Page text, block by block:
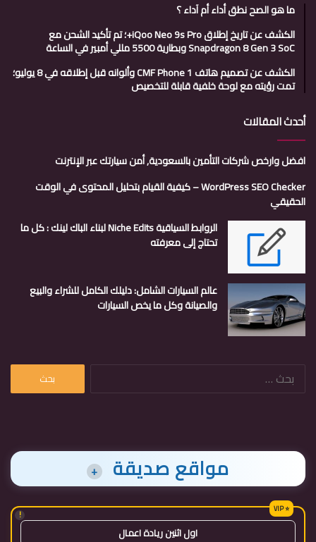
ما هو الصح نطق أداء أم آداء ؟
الكشف عن تاريخ إطلاق iQoo Neo 9s Pro+؛ تم تأكيد الشحن مع
Snapdragon 8 Gen 3 SoC وبطارية 5500 مللي أمبير في الساعة
الكشف عن تصميم هاتف CMF Phone 1 وألوانه قبل إطلاقه في 8 يوليو؛
تمت رؤيته مع لوحة خلفية قابلة للتخصيص
أحدث المقالات
افضل وارخص شركات التأمين بالسعودية, أمن سيارتك عبر الإنترنت
WordPress SEO Checker – كيفية القيام بتحليل المحتوى في الوقت
الحقيقي
الروابط السياقية Niche Edits لبناء الباك لينك : كل ما
تحتاج إلى معرفته
عالم السيارات الشامل: دليلك الكامل للشراء والبيع
والصيانة وكل ما يخص السيارات
البحث
مواقع صديقة +
!
اول اثنين ريادة اعمال